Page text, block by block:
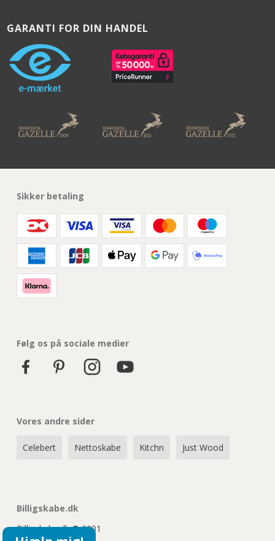
GARANTI FOR DIN HANDEL
Sikker betaling
Følg os på sociale medier
Vores andre sider
Celebert Nettoskabe Kitchn Just Wood
Billigskabe.dk
Billigskabe.dk
2001